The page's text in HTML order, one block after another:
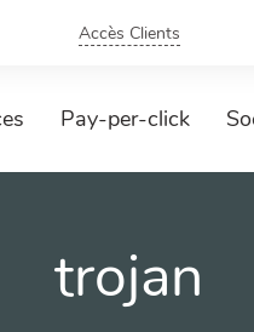
Accès Clients
Pay-per-click
trojan